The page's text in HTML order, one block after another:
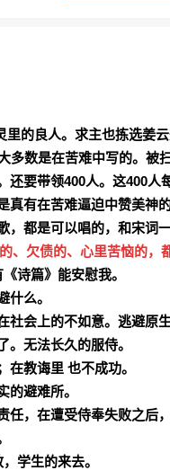
的良人。求主也拣选姜云
多数是在苦难中写的。被
还要带领400人。这400
真有在苦难逼迫中赞美神的
，都是可以唱的，和宋词
、欠债的、心里苦恼的，
诗篇》能安慰我。
什么。
社会上的不如意。逃避原
。无法长久的服侍。
在教诲里 也不成功。
的避难所。
任，在遭受侍奉失败之后
学生的来去。